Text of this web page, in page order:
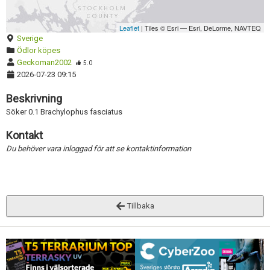
Leaflet | Tiles © Esri — Esri, DeLorme, NAVTEQ
Sverige
Ödlor köpes
Geckoman2002
5.0
2026-07-23 09:15
Beskrivning
Söker 0.1 Brachylophus fasciatus
Kontakt
Du behöver vara inloggad för att se kontaktinformation
Tillbaka
Inaktivera annons